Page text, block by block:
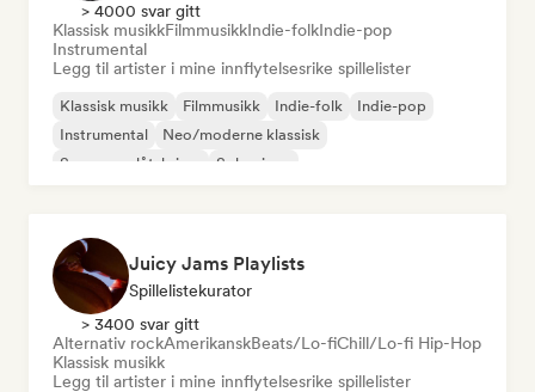
> 4000 svar gitt
Klassisk musikkFilmmusikkIndie-folkIndie-pop
Instrumental
Legg til artister i mine innflytelsesrike spillelister
Klassisk musikk Filmmusikk Indie-folk
Indie-pop
Instrumental
Neo/moderne klassisk
Sanger og låtskriver
Solo piano
Juicy Jams Playlists
Spillelistekurator
> 3400 svar gitt
Alternativ rockAmerikanskBeats/Lo-fiChill/Lo-fi Hip-Hop
Klassisk musikk
Legg til artister i mine innflytelsesrike spillelister